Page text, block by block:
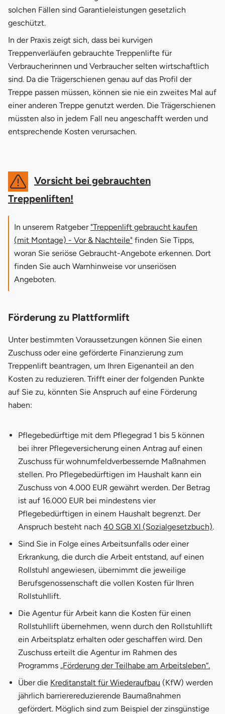
solchen Fällen sind Garantieleistungen gesetzlich
geschützt.
In der Praxis zeigt sich, dass bei kurvigen
Treppenverläufen gebrauchte Treppenlifte für
Verbraucherinnen und Verbraucher selten wirtschaftlich
sind. Da die Trägerschienen genau auf das Profil der
Treppe passen müssen, können sie nie ein zweites Mal auf
einer anderen Treppe genutzt werden. Die Trägerschienen
müssten also in jedem Fall neu angeschafft werden und
entsprechende Kosten verursachen.
Vorsicht bei gebrauchten
Treppenliften!
In unserem Ratgeber "Treppenlift gebraucht kaufen
(mit Montage) - Vor & Nachteile" finden Sie Tipps,
woran Sie seriöse Gebraucht-Angebote erkennen. Dort
finden Sie auch Warnhinweise vor unseriösen
Angeboten.
Förderung zu Plattformlift
Unter bestimmten Voraussetzungen können Sie einen
Zuschuss oder eine geförderte Finanzierung zum
Treppenlift beantragen, um Ihren Eigenanteil an den
Kosten zu reduzieren. Trifft einer der folgenden Punkte
auf Sie zu, könnten Sie Anspruch auf eine Förderung
haben:
Pflegebedürftige mit dem Pflegegrad 1 bis 5 können
bei ihrer Pflegeversicherung einen Antrag auf einen
Zuschuss für wohnumfeldverbessernde Maßnahmen
stellen. Pro Pflegebedürftigen im Haushalt kann ein
Zuschuss von 4.000 EUR gewährt werden. Der Betrag
ist auf 16.000 EUR bei mindestens vier
Pflegebedürftigen in einem Haushalt begrenzt. Der
Anspruch besteht nach 40 SGB XI (Sozialgesetzbuch).
Sind Sie in Folge eines Arbeitsunfalls oder einer
Erkrankung, die durch die Arbeit entstand, auf einen
Rollstuhl angewiesen, übernimmt die jeweilige
Berufsgenossenschaft die vollen Kosten für Ihren
Rollstuhllift.
Die Agentur für Arbeit kann die Kosten für einen
Rollstuhllift übernehmen, wenn durch den Rollstuhllift
ein Arbeitsplatz erhalten oder geschaffen wird. Den
Zuschuss erteilt die Agentur im Rahmen des
Programms „Förderung der Teilhabe am Arbeitsleben“.
Über die Kreditanstalt für Wiederaufbau (KfW) werden
jährlich barrierereduzierende Baumaßnahmen
gefördert. Möglich sind zum Beispiel der zinsgünstige